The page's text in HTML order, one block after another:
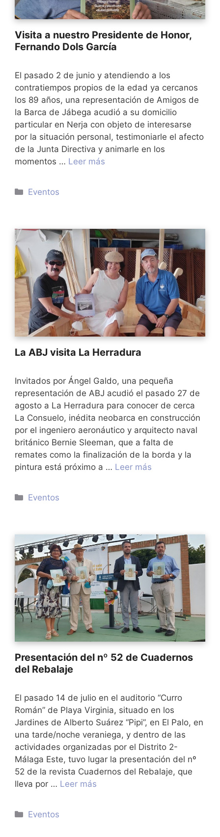
Visita a nuestro Presidente de Honor,
Fernando Dols García
El pasado 2 de junio y atendiendo a los
contratiempos propios de la edad ya cercanos
los 89 años, una representación de Amigos de
la Barca de Jábega acudió a su domicilio
particular en Nerja con objeto de interesarse
por la situación personal, testimoniarle el afecto
de la Junta Directiva y animarle en los
momentos … Leer más
Categorías
Eventos
La ABJ visita La Herradura
Invitados por Ángel Galdo, una pequeña
representación de ABJ acudió el pasado 27 de
agosto a La Herradura para conocer de cerca
La Consuelo, inédita neobarca en construcción
por el ingeniero aeronáutico y arquitecto naval
británico Bernie Sleeman, que a falta de
remates como la finalización de la borda y la
pintura está próximo a … Leer más
Categorías
Eventos
Presentación del nº 52 de Cuadernos
del Rebalaje
El pasado 14 de julio en el auditorio “Curro
Román” de Playa Virginia, situado en los
Jardines de Alberto Suárez “Pipi”, en El Palo, en
una tarde/noche veraniega, y dentro de las
actividades organizadas por el Distrito 2-
Málaga Este, tuvo lugar la presentación del nº
52 de la revista Cuadernos del Rebalaje, que
lleva por … Leer más
Categorías
Eventos